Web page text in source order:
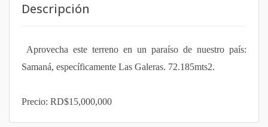
Descripción
Aprovecha este terreno en un paraíso de nuestro país:
Samaná, específicamente Las Galeras. 72.185mts2.
Precio: RD$15,000,000